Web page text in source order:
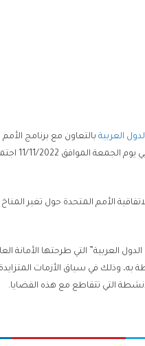
العربية بالتعاون مع برنامج الأمم
الدولي
العربية” التي طرحتها الأمانة
به، وذلك في سياق الأزمات
التي تتقاطع مع هذه القضايا.